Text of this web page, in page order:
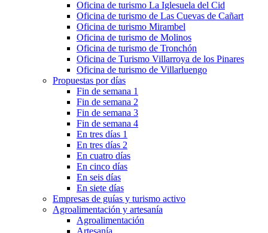
Oficina de turismo La Iglesuela del Cid
Oficina de turismo de Las Cuevas de Cañart
Oficina de turismo Mirambel
Oficina de turismo de Molinos
Oficina de turismo de Tronchón
Oficina de Turismo Villarroya de los Pinares
Oficina de turismo de Villarluengo
Propuestas por días
Fin de semana 1
Fin de semana 2
Fin de semana 3
Fin de semana 4
En tres días 1
En tres días 2
En cuatro días
En cinco días
En seis días
En siete días
Empresas de guías y turismo activo
Agroalimentación y artesanía
Agroalimentación
Artesanía